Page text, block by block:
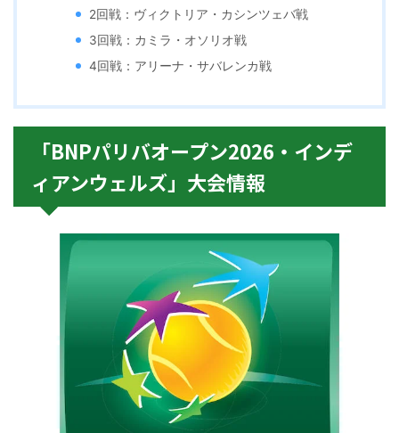
2回戦：ヴィクトリア・カシンツェバ戦
3回戦：カミラ・オソリオ戦
4回戦：アリーナ・サバレンカ戦
「BNPパリバオープン2026・インデ
ィアンウェルズ」大会情報